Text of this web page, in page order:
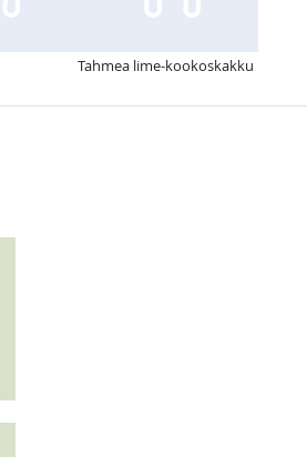
Tahmea lime-kookoskakku